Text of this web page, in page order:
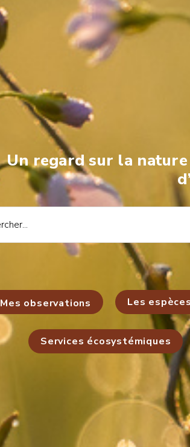
Un regard sur la
Mes observations Les
Services écosystémiques